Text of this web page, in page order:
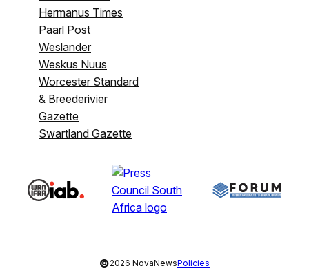
Hermanus Times
Paarl Post
Weslander
Weskus Nuus
Worcester Standard
& Breederivier
Gazette
Swartland Gazette
©2026 NovaNewsPolicies